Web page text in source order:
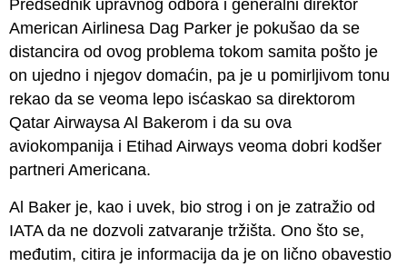
Predsednik upravnog odbora i generalni direktor
American Airlinesa Dag Parker je pokušao da se
distancira od ovog problema tokom samita pošto je
on ujedno i njegov domaćin, pa je u pomirljivom tonu
rekao da se veoma lepo isćaskao sa direktorom
Qatar Airwaysa Al Bakerom i da su ova
aviokompanija i Etihad Airways veoma dobri kodšer
partneri Americana.
Al Baker je, kao i uvek, bio strog i on je zatražio od
IATA da ne dozvoli zatvaranje tržišta. Ono što se,
međutim, citira je informacija da je on lično obavestio